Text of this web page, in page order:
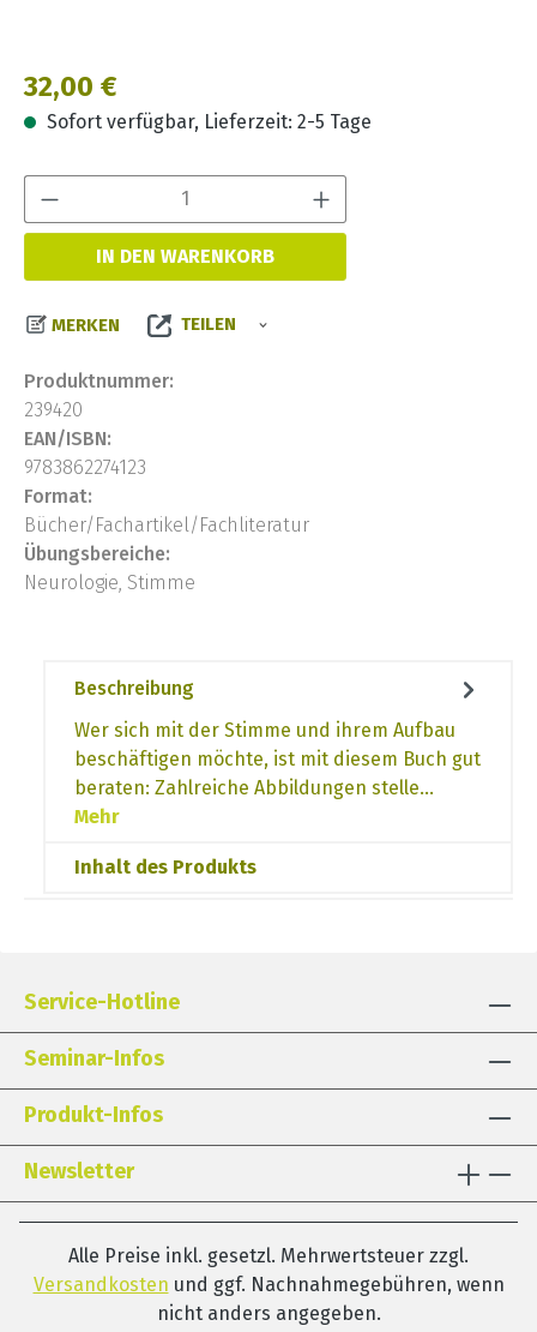
Regulärer Preis:
32,00 €
Sofort verfügbar, Lieferzeit: 2-5 Tage
IN DEN WARENKORB
MERKEN TEILEN
Produktnummer:
239420
EAN/ISBN:
9783862274123
Format:
Bücher/Fachartikel/Fachliteratur
Übungsbereiche:
Neurologie, Stimme
Beschreibung
Wer sich mit der Stimme und ihrem Aufbau
beschäftigen möchte, ist mit diesem Buch gut
beraten: Zahlreiche Abbildungen stelle…
Mehr
Inhalt des Produkts
Service-Hotline
Seminar-Infos
Produkt-Infos
Newsletter
Alle Preise inkl. gesetzl. Mehrwertsteuer zzgl.
Versandkosten und ggf. Nachnahmegebühren, wenn
nicht anders angegeben.